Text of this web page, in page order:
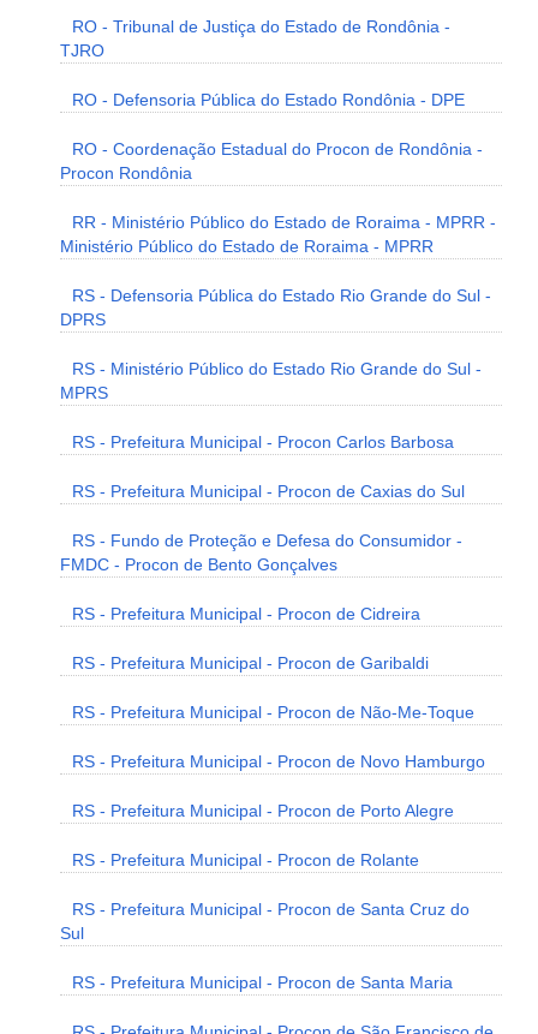
RO - Tribunal de Justiça do Estado de Rondônia -
TJRO
RO - Defensoria Pública do Estado Rondônia - DPE
RO - Coordenação Estadual do Procon de Rondônia -
Procon Rondônia
RR - Ministério Público do Estado de Roraima - MPRR -
Ministério Público do Estado de Roraima - MPRR
RS - Defensoria Pública do Estado Rio Grande do Sul -
DPRS
RS - Ministério Público do Estado Rio Grande do Sul -
MPRS
RS - Prefeitura Municipal - Procon Carlos Barbosa
RS - Prefeitura Municipal - Procon de Caxias do Sul
RS - Fundo de Proteção e Defesa do Consumidor -
FMDC - Procon de Bento Gonçalves
RS - Prefeitura Municipal - Procon de Cidreira
RS - Prefeitura Municipal - Procon de Garibaldi
RS - Prefeitura Municipal - Procon de Não-Me-Toque
RS - Prefeitura Municipal - Procon de Novo Hamburgo
RS - Prefeitura Municipal - Procon de Porto Alegre
RS - Prefeitura Municipal - Procon de Rolante
RS - Prefeitura Municipal - Procon de Santa Cruz do
Sul
RS - Prefeitura Municipal - Procon de Santa Maria